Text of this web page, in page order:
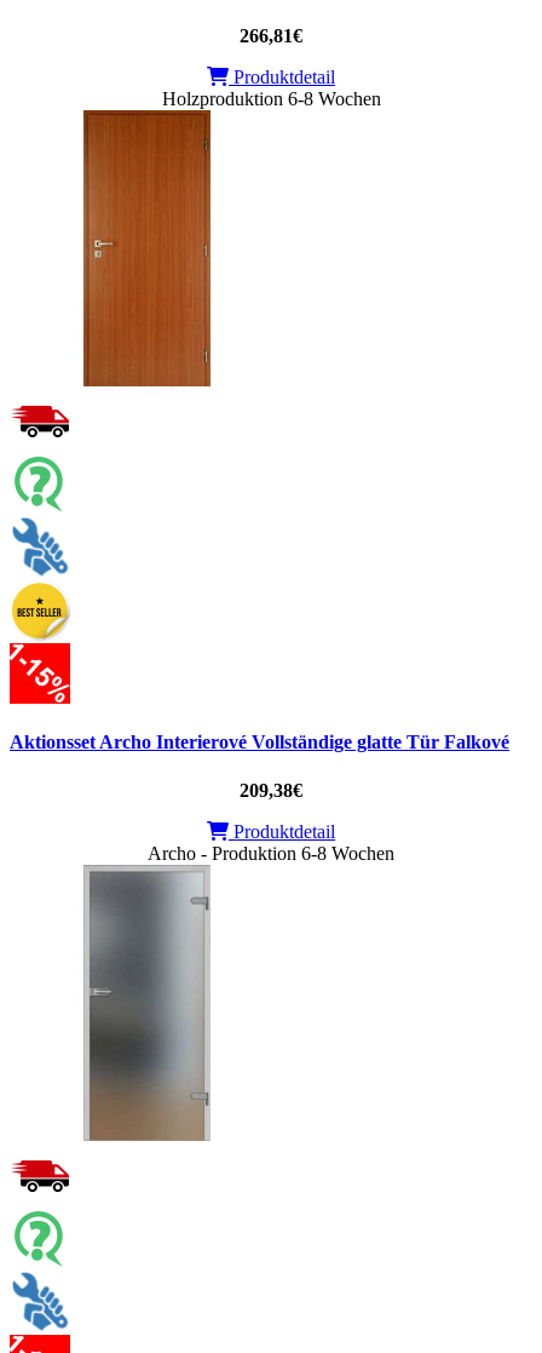
266,81€
Produktdetail
Holzproduktion 6-8 Wochen
Aktionsset Archo Interierové Vollständige glatte Tür Falkové
209,38€
Produktdetail
Archo - Produktion 6-8 Wochen